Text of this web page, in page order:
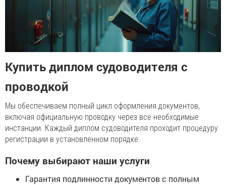
Купить диплом судоводителя с
проводкой
Мы обеспечиваем полный цикл оформления документов,
включая официальную проводку через все необходимые
инстанции. Каждый диплом судоводителя проходит процедуру
регистрации в установленном порядке.
Почему выбирают наши услуги
Гарантия подлинности документов с полным